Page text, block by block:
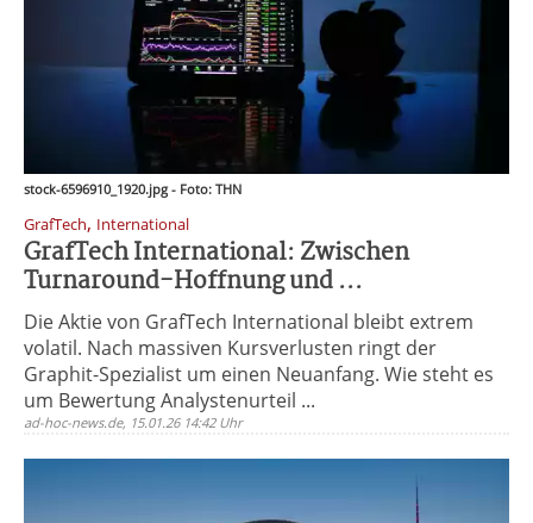
stock-6596910_1920.jpg - Foto: THN
GrafTech, International
GrafTech International: Zwischen
Turnaround-Hoffnung und ...
Die Aktie von GrafTech International bleibt extrem
volatil. Nach massiven Kursverlusten ringt der
Graphit-Spezialist um einen Neuanfang. Wie steht es
um Bewertung Analystenurteil ...
ad-hoc-news.de, 15.01.26 14:42 Uhr